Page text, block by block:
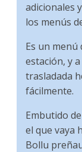
adicionales
los menús
Es un
estación, y
trasladada
fácilmente.
Embutido
el que vaya
Bollu